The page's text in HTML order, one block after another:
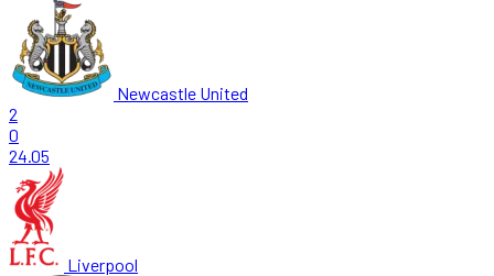
Newcastle United
2
0
24.05
Liverpool